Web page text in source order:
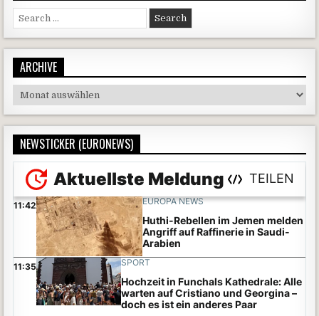
Search for:
ARCHIVE
Archive
NEWSTICKER (EURONEWS)